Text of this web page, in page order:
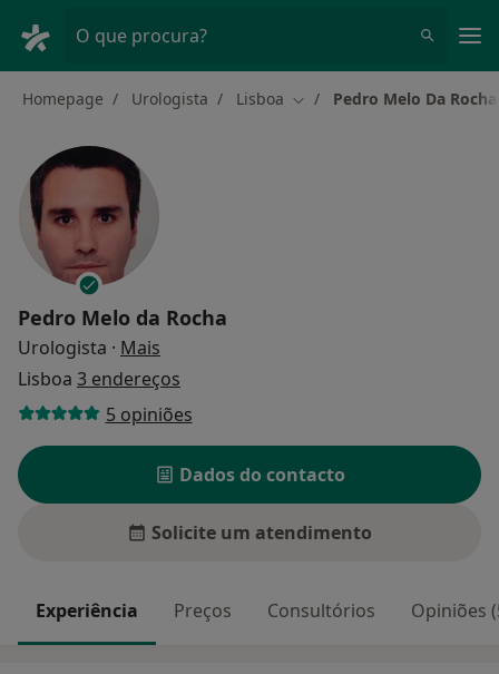
O que procura?
Homepage Urologista Lisboa Mudar de cidade
Pedro Melo Da Rocha
Pedro Melo da Rocha
Urologista · Mais
Lisboa 3 endereços
5 opiniões
Dados do contacto
Solicite um atendimento
Experiência Preços Consultórios Opiniões